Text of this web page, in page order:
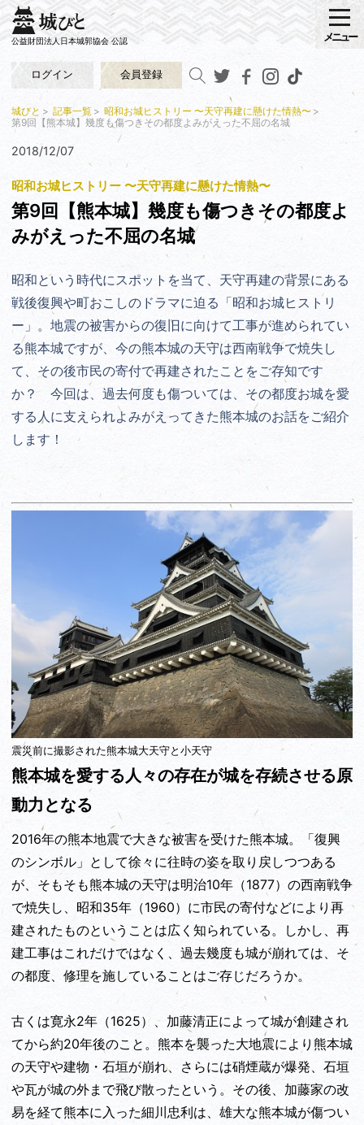
公益財団法人日本城郭協会 公認
ログイン 会員登録
メニュー
城びと 記事一覧
昭和お城ヒストリー 〜天守再建に懸けた情熱〜
第9回【熊本城】幾度も傷つきその都度よみがえった不屈の名城
2018/12/07
昭和お城ヒストリー 〜天守再建に懸けた情熱〜
第9回【熊本城】幾度も傷つきその都度よ
みがえった不屈の名城
昭和という時代にスポットを当て、天守再建の背景にある
戦後復興や町おこしのドラマに迫る「昭和お城ヒストリ
ー」。地震の被害からの復旧に向けて工事が進められてい
る熊本城ですが、今の熊本城の天守は西南戦争で焼失し
て、その後市民の寄付で再建されたことをご存知です
か？ 今回は、過去何度も傷ついては、その都度お城を愛
する人に支えられよみがえってきた熊本城のお話をご紹介
します！
震災前に撮影された熊本城大天守と小天守
熊本城を愛する人々の存在が城を存続させる原
動力となる
2016年の熊本地震で大きな被害を受けた熊本城。「復興
のシンボル」として徐々に往時の姿を取り戻しつつある
が、そもそも熊本城の天守は明治10年（1877）の西南戦争
で焼失し、昭和35年（1960）に市民の寄付などにより再
建されたものということは広く知られている。しかし、再
建工事はこれだけではなく、過去幾度も城が崩れては、そ
の都度、修理を施していることはご存じだろうか。
古くは寛永2年（1625）、加藤清正によって城が創建され
てから約20年後のこと。熊本を襲った大地震により熊本城
の天守や建物・石垣が崩れ、さらには硝煙蔵が爆発、石垣
や瓦が城の外まで飛び散ったという。その後、加藤家の改
易を経て熊本に入った細川忠利は、雄大な熊本城が傷つい